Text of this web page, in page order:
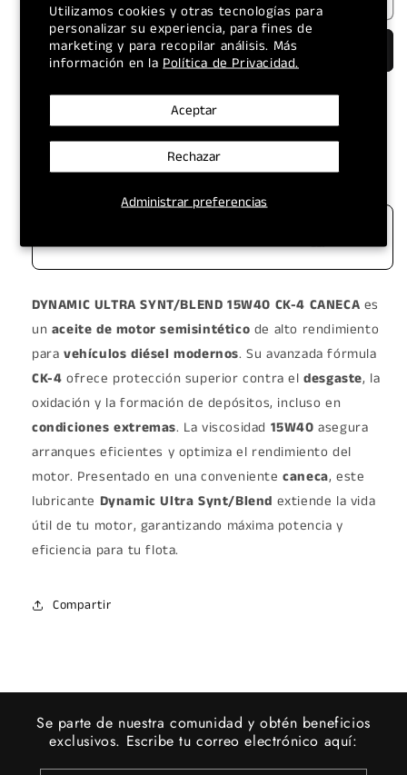
Utilizamos cookies y otras tecnologías para
personalizar su experiencia, para fines de
marketing y para recopilar análisis. Más
información en la Política de Privacidad.
Administrar preferencias
Aceptar
Rechazar
ULTRA
SYNT/BLEND
15W40
4
ULTRA
SYNT/BLEND
15W40
CK-
4
CANECA
Comprar ahora
TODOS LOS PRECIOS
INCLUYEN IVA
DYNAMIC ULTRA SYNT/BLEND 15W40 CK-4 CANECA es
un aceite de motor semisintético de alto rendimiento
para vehículos diésel modernos. Su avanzada fórmula
CK-4 ofrece protección superior contra eldesgaste, la
oxidación y la formación de depósitos, incluso en
condiciones extremas. La viscosidad 15W40 asegura
arranques eficientes y optimiza el rendimiento del
motor. Presentado en una convenientecaneca, este
lubricante Dynamic Ultra Synt/Blend extiende la vida
útil de tu motor, garantizando máxima potencia y
eficiencia para tu flota.
Compartir
Se parte de nuestra comunidad y obtén beneficios
exclusivos. Escribe tu correo electrónico aquí: